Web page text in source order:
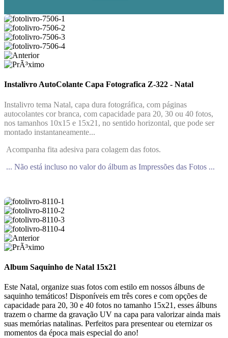
Instalivro AutoColante Capa Fotografica Z-322 - Natal
Instalivro tema Natal, capa dura fotográfica, com páginas
autocolantes cor branca, com capacidade para 20, 30 ou 40 fotos,
nos tamanhos 10x15 e 15x21, no sentido horizontal, que pode ser
montado instantaneamente...
Acompanha fita adesiva para colagem das fotos.
... Não está incluso no valor do álbum as Impressões das Fotos ...
Album Saquinho de Natal 15x21
Este Natal, organize suas fotos com estilo em nossos álbuns de
saquinho temáticos! Disponíveis em três cores e com opções de
capacidade para 20, 30 e 40 fotos no tamanho 15x21, esses álbuns
trazem o charme da gravação UV na capa para valorizar ainda mais
suas memórias natalinas. Perfeitos para presentear ou eternizar os
momentos da época mais especial do ano!